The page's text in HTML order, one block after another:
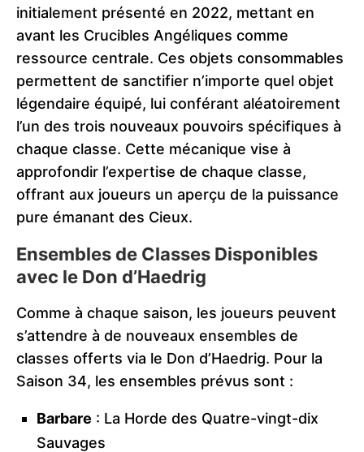
initialement présenté en 2022, mettant en
avant les Crucibles Angéliques comme
ressource centrale. Ces objets consommables
permettent de sanctifier n’importe quel objet
légendaire équipé, lui conférant aléatoirement
l’un des trois nouveaux pouvoirs spécifiques à
chaque classe. Cette mécanique vise à
approfondir l’expertise de chaque classe,
offrant aux joueurs un aperçu de la puissance
pure émanant des Cieux.
Ensembles de Classes Disponibles
avec le Don d’Haedrig
Comme à chaque saison, les joueurs peuvent
s’attendre à de nouveaux ensembles de
classes offerts via le Don d’Haedrig. Pour la
Saison 34, les ensembles prévus sont :
Barbare : La Horde des Quatre-vingt-dix
Sauvages